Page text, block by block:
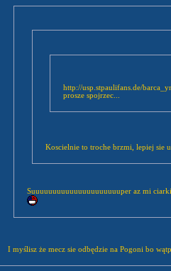
http://usp.stpaulifans.de/
prosze spojrzec...
Koscielnie to troche brzmi, lepiej sie
Suuuuuuuuuuuuuuuuuuuuuper az mi
I myślisz że mecz sie odbędzie na Pogoni bo